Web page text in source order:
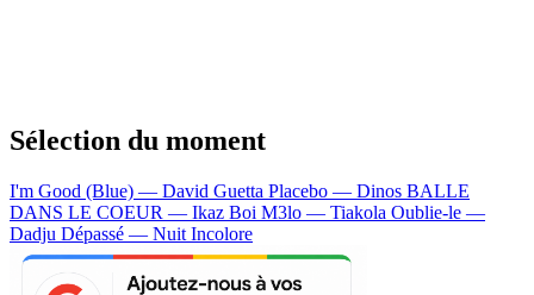
Sélection du moment
I'm Good (Blue) — David Guetta Placebo — Dinos BALLE
DANS LE COEUR — Ikaz Boi M3lo — Tiakola Oublie-le —
Dadju Dépassé — Nuit Incolore